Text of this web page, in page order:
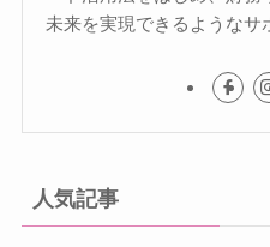
未来を実現できるようなサ
人気記事